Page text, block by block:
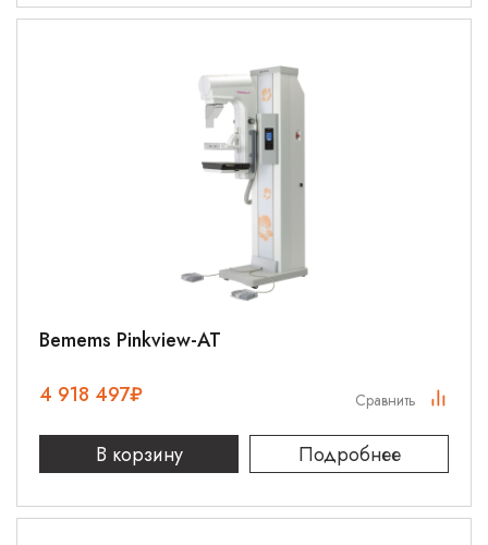
Bemems Pinkview-AT
4 918 497₽
В корзину Подробнее
Сравнить